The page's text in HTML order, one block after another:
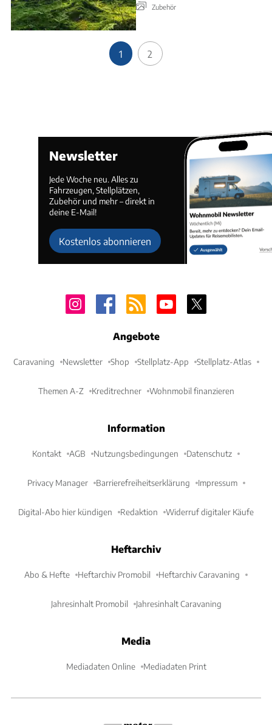
Zubehör
1 2
Newsletter
Jede Woche neu. Alles zu
Fahrzeugen, Stellplätzen,
Zubehör und mehr – direkt in
deine E-Mail!
Kostenlos abonnieren
Angebote
Caravaning Newsletter Shop Stellplatz-App Stellplatz-Atlas
Themen A-Z Kreditrechner Wohnmobil finanzieren
Information
Kontakt AGB Nutzungsbedingungen Datenschutz
Privacy Manager Barrierefreiheitserklärung Impressum
Digital-Abo hier kündigen Redaktion Widerruf digitaler Käufe
Heftarchiv
Abo & Hefte Heftarchiv Promobil Heftarchiv Caravaning
Jahresinhalt Promobil Jahresinhalt Caravaning
Media
Mediadaten Online Mediadaten Print